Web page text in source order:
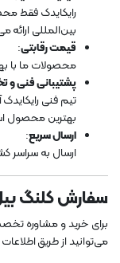
رایکایدک فقط
بین‌المللی ارائه
قیمت رقابتی:
محصولات ما با
پشتیبانی فنی
تیم فنی رایکایدک
بهترین محصول
ارسال سریع:
ارسال به سراسر
سفارش کلنگ بیل
می‌توانید از طریق